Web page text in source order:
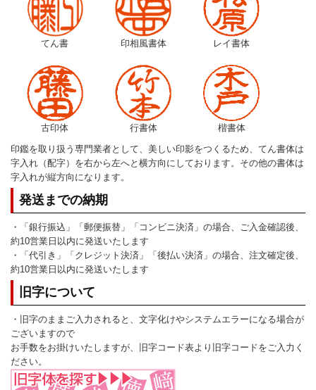
てん書 印相風書体 レイ書体
古印体 行書体
楷書体
印鑑を取り扱う専門業者として、美しい印影をつくるため、てん書体は
字入れ（配字）を右から左へと横方向にしております。その他の書体は
字入れが縦方向になります。
発送までの納期
・「銀行振込」「郵便振替」「コンビニ決済」の場合、ご入金確認後、
約10営業日以内に発送いたします
・「代引き」「クレジット決済」「後払い決済」の場合、注文確定後、
約10営業日以内に発送いたします
旧字について
・旧字のままご入力されると、文字化けやシステムエラーになる場合が
ございますので
お手数をお掛けいたしますが、旧字コード表より旧字コードをご入力く
ださい。